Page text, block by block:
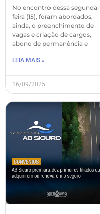
No encontro dessa segunda-
feira (15), foram abordados,
ainda, o preenchimento de
vagas e criação de cargos,
abono de permanência e
LEIA MAIS »
16/09/2025